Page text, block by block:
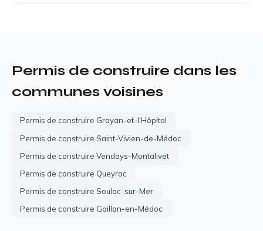
Permis de construire dans les
communes voisines
Permis de construire Grayan-et-l'Hôpital
Permis de construire Saint-Vivien-de-Médoc
Permis de construire Vendays-Montalivet
Permis de construire Queyrac
Permis de construire Soulac-sur-Mer
Permis de construire Gaillan-en-Médoc